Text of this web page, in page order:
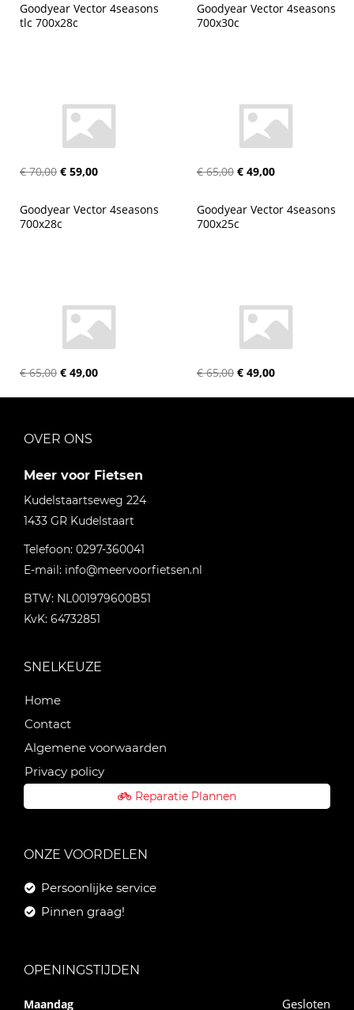
Goodyear Vector 4seasons
tlc 700x28c
€ 70,00 € 59,00
Goodyear Vector 4seasons
700x30c
€ 65,00 € 49,00
Goodyear Vector 4seasons
700x28c
€ 65,00 € 49,00
Goodyear Vector 4seasons
700x25c
€ 65,00 € 49,00
OVER ONS
Meer voor Fietsen
Kudelstaartseweg 224
1433 GR Kudelstaart
Telefoon: 0297-360041
E-mail: info@meervoorfietsen.nl
BTW: NL001979600B51
KvK: 64732851
SNELKEUZE
Home
Contact
Algemene voorwaarden
Privacy policy
Reparatie Plannen
ONZE VOORDELEN
Persoonlijke service
Pinnen graag!
OPENINGSTIJDEN
Maandag Gesloten